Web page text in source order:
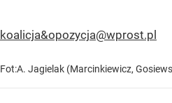
koalicja&opozycja@wprost.pl
Fot:A. Jagielak (Marcinkiewicz,